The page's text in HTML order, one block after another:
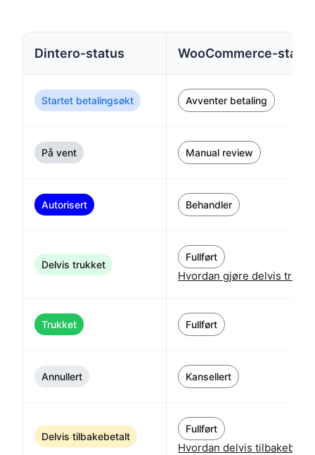
Dintero-status WooCommerce-
Startet betalingsøkt Avventer betaling
På vent Manual review
Autorisert Behandler
Delvis trukket
Fullført
Hvordan gjøre delvis trekk
Trukket Fullført
Annullert Kansellert
Delvis tilbakebetalt
Fullført
Hvordan delvis